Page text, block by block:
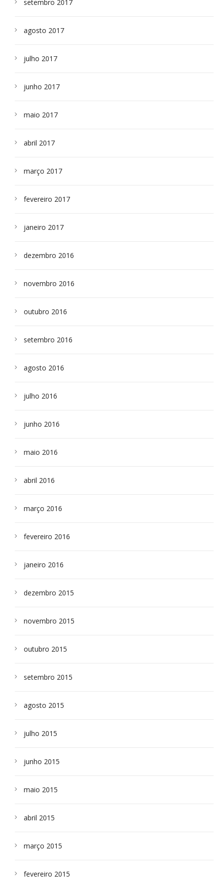
setembro 2017
agosto 2017
julho 2017
junho 2017
maio 2017
abril 2017
março 2017
fevereiro 2017
janeiro 2017
dezembro 2016
novembro 2016
outubro 2016
setembro 2016
agosto 2016
julho 2016
junho 2016
maio 2016
abril 2016
março 2016
fevereiro 2016
janeiro 2016
dezembro 2015
novembro 2015
outubro 2015
setembro 2015
agosto 2015
julho 2015
junho 2015
maio 2015
abril 2015
março 2015
fevereiro 2015